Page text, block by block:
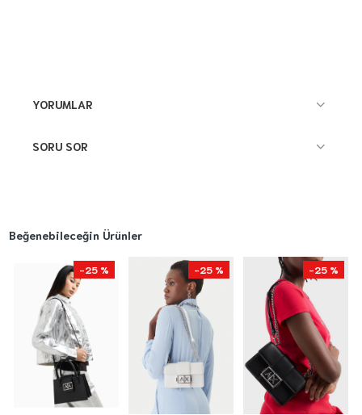
YORUMLAR
SORU SOR
Beğenebileceğin Ürünler
-25 % -25 % -25 %